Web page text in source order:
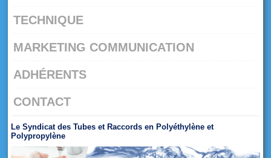
TECHNIQUE
MARKETING COMMUNICATION
ADHÉRENTS
CONTACT
Le Syndicat des Tubes et Raccords en Polyéthylène et
Polypropylène